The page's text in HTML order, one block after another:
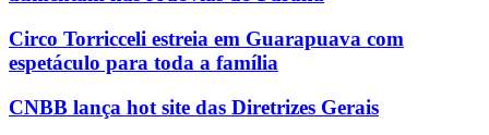
Circo Torricceli estreia em Guarapuava com
espetáculo para toda a família
CNBB lança hot site das Diretrizes Gerais